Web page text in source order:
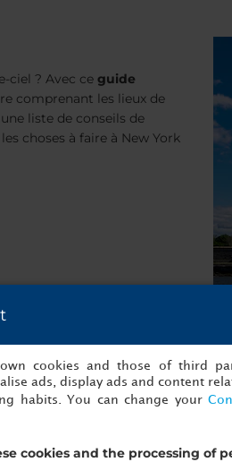
ciel ? Avec ce guide
comprenant les lieux de
liste de conseils de
choses à faire à New York
de voyage adaptés à
d'Anne Frank, les chemins
est à portée de main !
cookies and those of third
ads, display ads and content
habits. You can change your
cookies and the processing of